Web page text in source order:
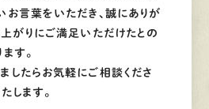
お言葉をいただき、誠にありが
上がりにご満足いただけたとの
す。
したらお気軽にご相談くださ
します。